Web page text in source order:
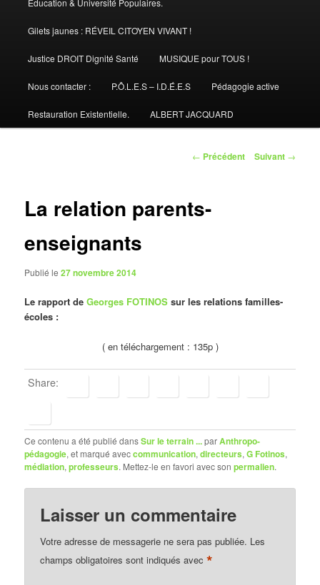
Gilets jaunes : RÉVEIL CITOYEN VIVANT !
Justice DROIT Dignité Santé MUSIQUE pour TOUS !
Nous contacter : P.Ô.L.E.S – I.D.É.E.S Pédagogie active
Restauration Existentielle. ALBERT JACQUARD
Navigation
← Précédent Suivant →
La relation parents-
enseignants
Publié le27 novembre 2014
Le rapport deGeorges FOTINOS sur les relations familles-
écoles :
( en téléchargement : 135p )
Share:
Ce contenu a été publié dansSur le terrain ...parAnthropo-
pédagogie, et marqué aveccommunication,directeurs,G Fotinos,
médiation,professeurs. Mettez-le en favori avec sonpermalien.
Laisser un commentaire
Votre adresse de messagerie ne sera pas publiée. Les
champs obligatoires sont indiqués avec*